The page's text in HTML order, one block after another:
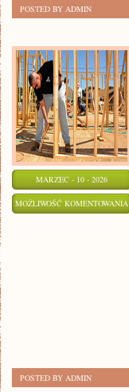
POSTED BY ADMIN
MARZEC - 10 - 2026
MOŻLIWOŚĆ KOMENTOWANIA
POSTED BY ADMIN